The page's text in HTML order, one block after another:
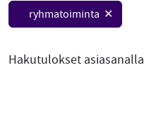
ryhmatoiminta ✕
Hakutulokset asiasanalla